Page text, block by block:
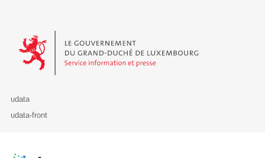
Le Gouvernement du Grand-Duché de Luxembourg - Service
udata
udata-front